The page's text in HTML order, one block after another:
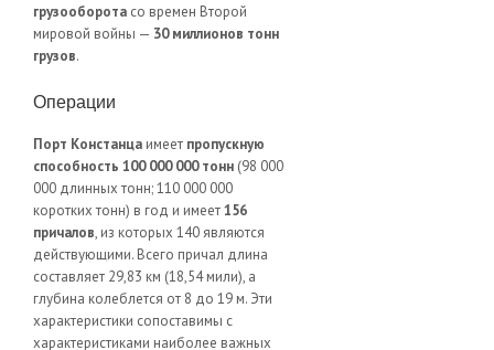
грузооборота со времен Второй
мировой войны — 30 миллионов тонн
грузов.
Операции
Порт Констанца имеет пропускную
способность 100 000 000 тонн (98 000
000 длинных тонн; 110 000 000
коротких тонн) в год и имеет156
причалов, из которых 140 являются
действующими. Всего причал длина
составляет 29,83 км (18,54 мили), а
глубина колеблется от 8 до 19 м. Эти
характеристики сопоставимы с
характеристиками наиболее важных